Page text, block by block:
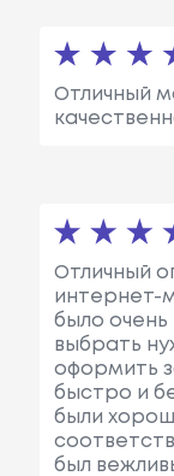
Отличный
Отличный
интернет-
было
выбрать
оформить
быстро и
были
был